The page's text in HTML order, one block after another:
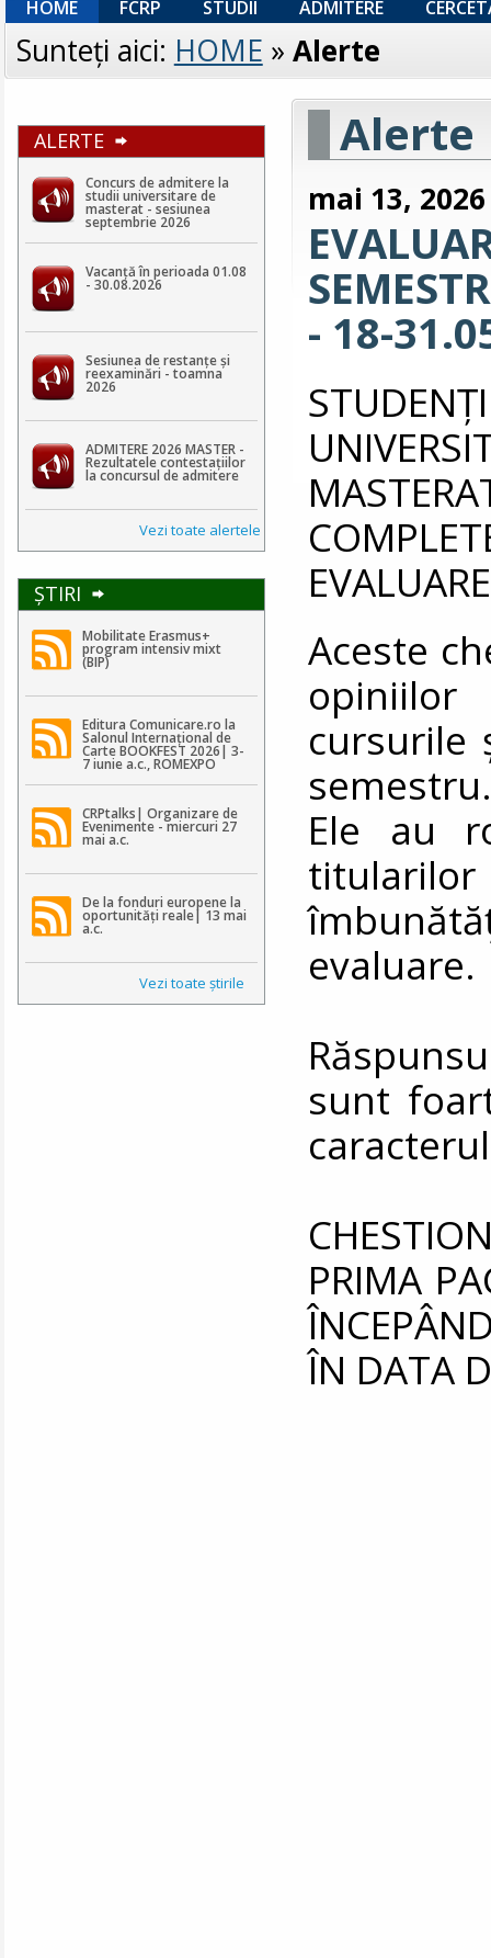
HOME FCRP STUDII ADMITERE
Sunteţi aici: HOME » Alerte
ALERTE
Concurs de admitere la
studii universitare de
masterat - sesiunea
septembrie 2026
Vacanță în perioada 01.08
- 30.08.2026
Sesiunea de restanțe și
reexaminări - toamna
2026
ADMITERE 2026 MASTER -
Rezultatele contestaţiilor
la concursul de admitere
Vezi toate alertele
ŞTIRI
Mobilitate Erasmus+
program intensiv mixt
(BIP)
Editura Comunicare.ro la
Salonul Internațional de
Carte BOOKFEST 2026| 3-
7 iunie a.c., ROMEXPO
CRPtalks| Organizare de
Evenimente - miercuri 27
mai a.c.
De la fonduri europene la
oportunități reale| 13 mai
a.c.
Vezi toate ştirile
Alerte
mai 13, 2026
- 18-
Aceste
cursurile
Ele au
evaluare.
sunt
PRIMA
ÎN DATA